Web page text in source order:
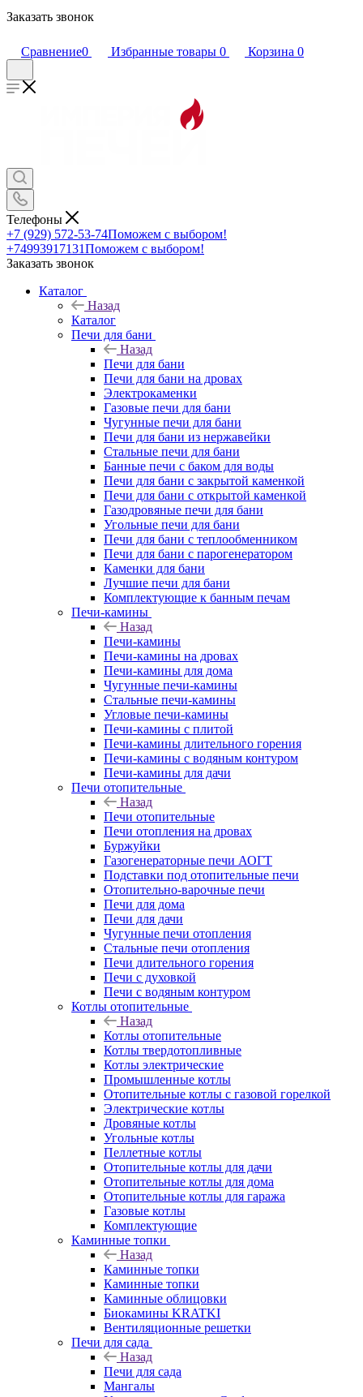
Заказать звонок
Сравнение0 Избранные товары 0 Корзина 0
Телефоны
+7 (929) 572-53-74Поможем с выбором!
+74993917131Поможем с выбором!
Заказать звонок
Каталог
Назад
Каталог
Печи для бани
Назад
Печи для бани
Печи для бани на дровах
Электрокаменки
Газовые печи для бани
Чугунные печи для бани
Печи для бани из нержавейки
Стальные печи для бани
Банные печи с баком для воды
Печи для бани с закрытой каменкой
Печи для бани с открытой каменкой
Газодровяные печи для бани
Угольные печи для бани
Печи для бани с теплообменником
Печи для бани с парогенератором
Каменки для бани
Лучшие печи для бани
Комплектующие к банным печам
Печи-камины
Назад
Печи-камины
Печи-камины на дровах
Печи-камины для дома
Чугунные печи-камины
Стальные печи-камины
Угловые печи-камины
Печи-камины с плитой
Печи-камины длительного горения
Печи-камины с водяным контуром
Печи-камины для дачи
Печи отопительные
Назад
Печи отопительные
Печи отопления на дровах
Буржуйки
Газогенераторные печи АОГТ
Подставки под отопительные печи
Отопительно-варочные печи
Печи для дома
Печи для дачи
Чугунные печи отопления
Стальные печи отопления
Печи длительного горения
Печи с духовкой
Печи с водяным контуром
Котлы отопительные
Назад
Котлы отопительные
Котлы твердотопливные
Котлы электрические
Промышленные котлы
Отопительные котлы с газовой горелкой
Электрические котлы
Дровяные котлы
Угольные котлы
Пеллетные котлы
Отопительные котлы для дачи
Отопительные котлы для дома
Отопительные котлы для гаража
Газовые котлы
Комплектующие
Каминные топки
Назад
Каминные топки
Каминные топки
Каминные облицовки
Биокамины KRATKI
Вентиляционные решетки
Печи для сада
Назад
Печи для сада
Мангалы